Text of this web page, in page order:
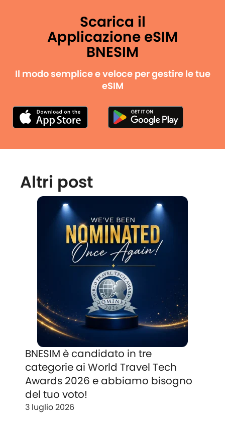
Scarica il
Applicazione eSIM
BNESIM
Il modo semplice e veloce per gestire le tue
eSIM
Altri post
BNESIM è candidato in tre
categorie ai World Travel Tech
Awards 2026 e abbiamo bisogno
del tuo voto!
3 luglio 2026